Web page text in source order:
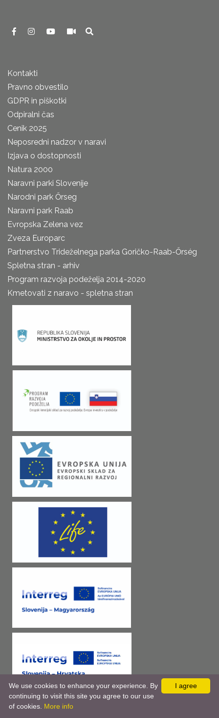
Kontakti
Pravno obvestilo
GDPR in piškotki
Odpiralni čas
Cenik 2025
Neposredni nadzor v naravi
Izjava o dostopnosti
Natura 2000
Naravni parki Slovenije
Narodni park Őrseg
Naravni park Raab
Evropska Zelena vez
Zveza Europarc
Partnerstvo Trideželnega parka Goričko-Raab-Őrség
Spletna stran - arhiv
Program razvoja podeželja 2014-2020
Kmetovati z naravo - spletna stran
I agree
We use cookies to enhance your experience. By
continuing to visit this site you agree to our use
of cookies. More info